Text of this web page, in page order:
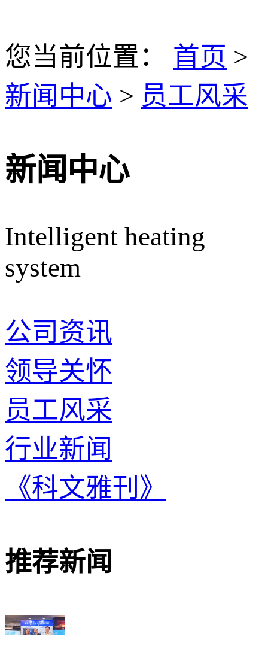
您当前位置： 首页 >
新闻中心 > 员工风采
新闻中心
Intelligent heating
system
公司资讯
领导关怀
员工风采
行业新闻
《科文雅刊》
推荐新闻